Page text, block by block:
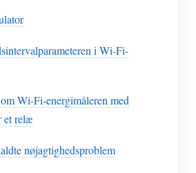
i Wi-Fi-
Wi-Fi-energimåleren med
et relæ
nøjagtighedsproblem